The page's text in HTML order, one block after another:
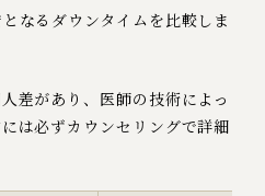
なるダウンタイムを比較しま
差があり、医師の技術によっ
は必ずカウンセリングで詳細